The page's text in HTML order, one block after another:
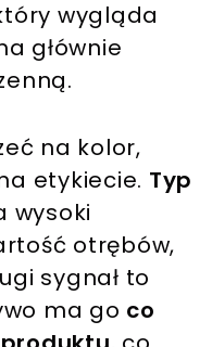
wygląda
głównie
na kolor,
etykiecie. Typ
wysoki
otrębów,
sygnał to
ma go co